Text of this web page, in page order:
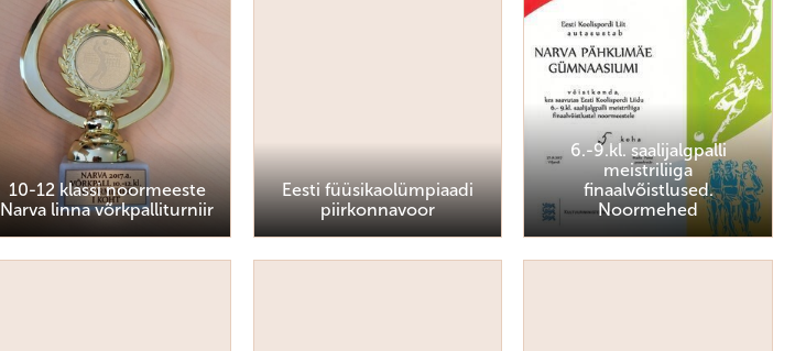
10-12 klassi noormeeste
Narva linna võrkpalliturniir
Eesti füüsikaolümpiaadi
piirkonnavoor
6.-9.kl. saalijalgpalli
meistriliiga
finaalvõistlused.
Noormehed